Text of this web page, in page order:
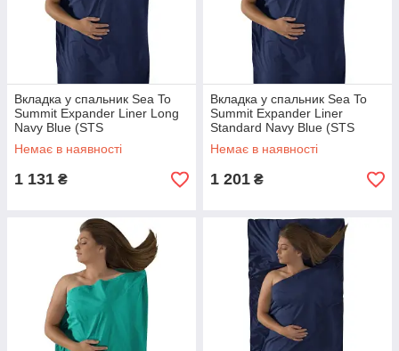
Вкладка у спальник Sea To
Summit Expander Liner Long
Navy Blue (STS
AEXPLONGNB)
Немає в наявності
1 131 ₴
Вкладка у спальник Sea To
Summit Expander Liner
Standard Navy Blue (STS
AEXPSTDNB)
Немає в наявності
1 201 ₴